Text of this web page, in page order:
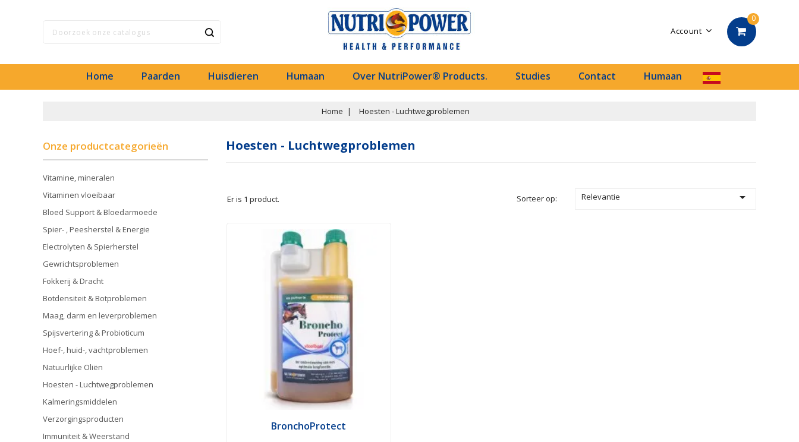
0
Account
Home Paarden Huisdieren Humaan Over NutriPower® Products. Studies Contact Humaan
Home Hoesten - Luchtwegproblemen
Onze productcategorieën
Vitamine, mineralen
Vitaminen vloeibaar
Bloed Support & Bloedarmoede
Spier- , Peesherstel & Energie
Electrolyten & Spierherstel
Gewrichtsproblemen
Fokkerij & Dracht
Botdensiteit & Botproblemen
Maag, darm en leverproblemen
Spijsvertering & Probioticum
Hoef-, huid-, vachtproblemen
Natuurlijke Oliën
Hoesten - Luchtwegproblemen
Kalmeringsmiddelen
Verzorgingsproducten
Immuniteit & Weerstand
Hoesten - Luchtwegproblemen
Er is 1 product. Sorteer op: Relevantie 
BronchoProtect